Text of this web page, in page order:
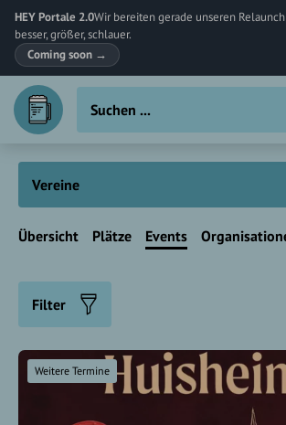
HEY Portale 2.0Wir bereiten gerade unseren
besser, größer, schlauer.
Coming soon →
Vereine
Übersicht Plätze Events
Filter
Weitere Termine